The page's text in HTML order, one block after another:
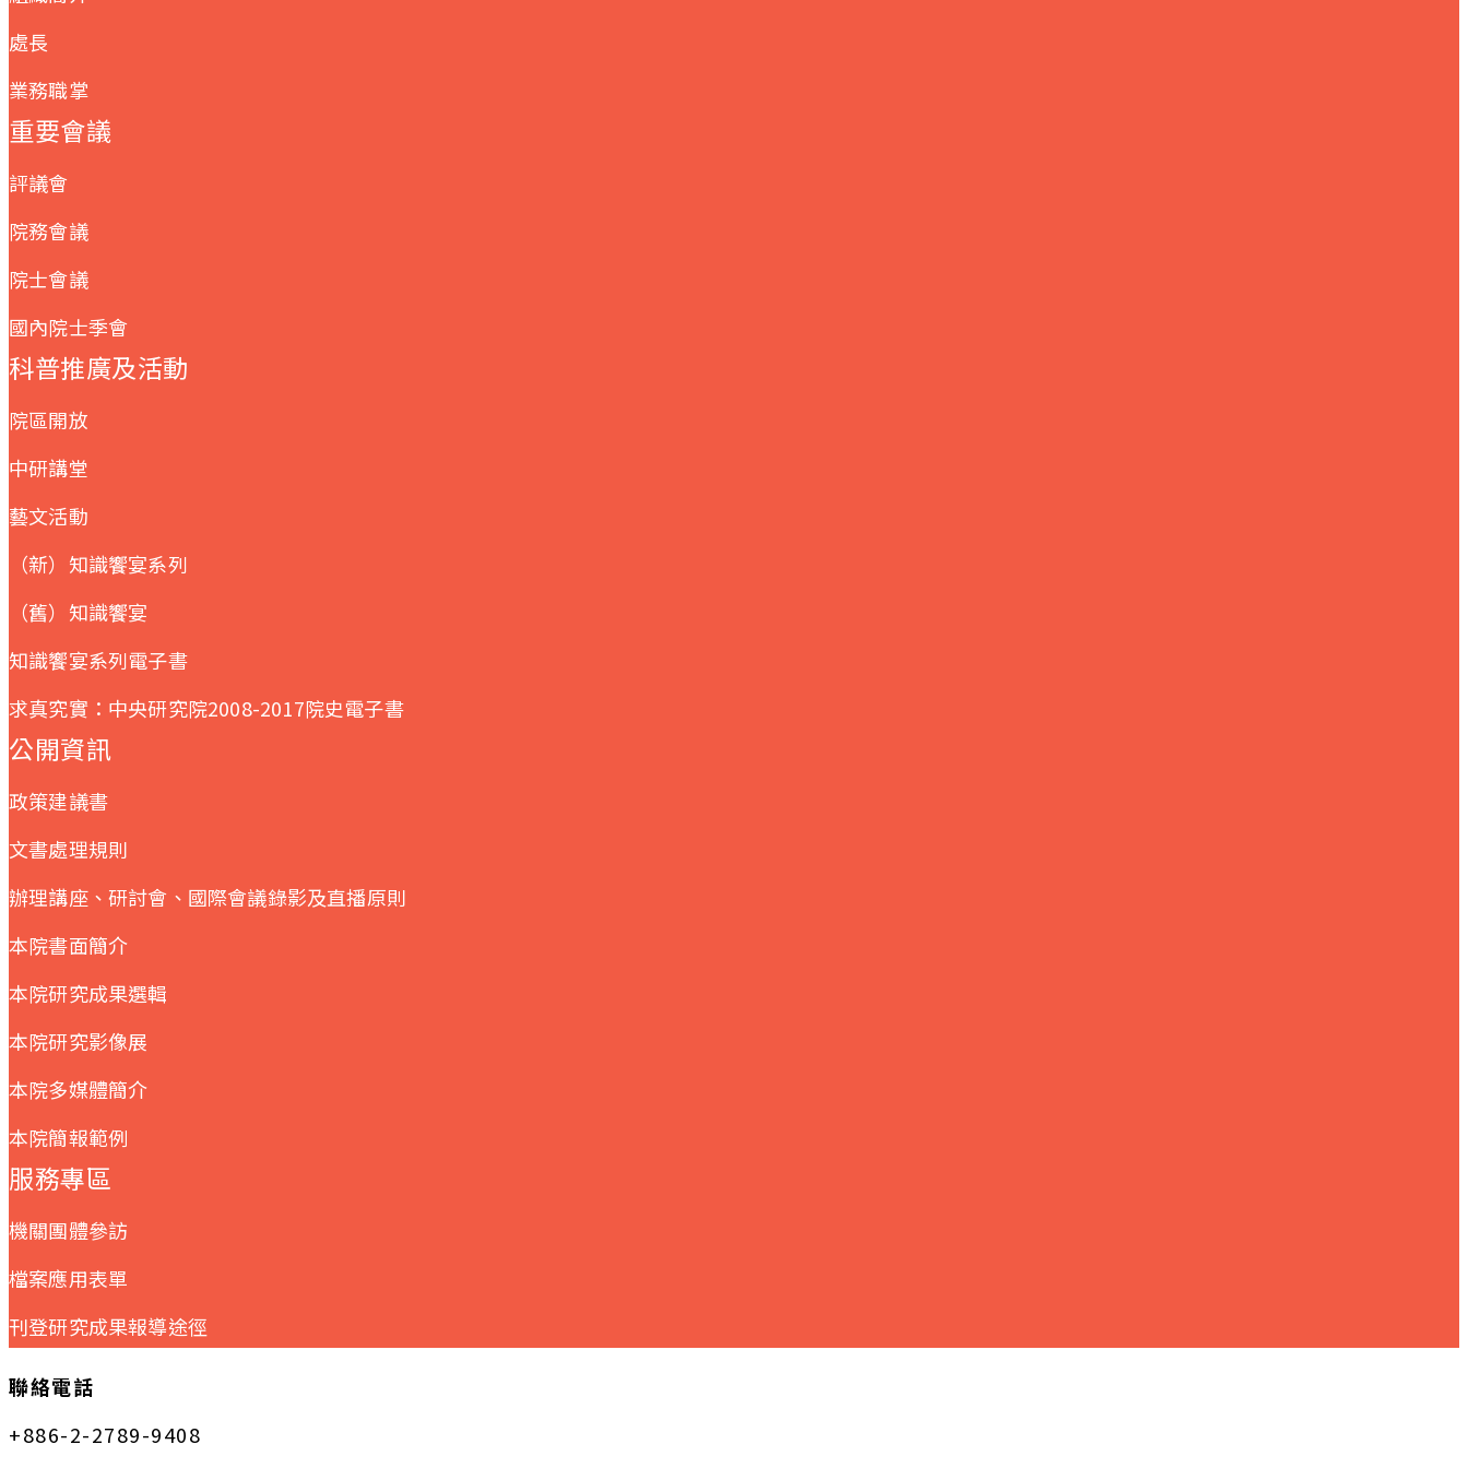
處長
業務職掌
重要會議
評議會
院務會議
院士會議
國內院士季會
科普推廣及活動
院區開放
中研講堂
藝文活動
（新）知識饗宴系列
（舊）知識饗宴
知識饗宴系列電子書
求真究實：中央研究院2008-2017院史電子書
公開資訊
政策建議書
文書處理規則
辦理講座、研討會、國際會議錄影及直播原則
本院書面簡介
本院研究成果選輯
本院研究影像展
本院多媒體簡介
本院簡報範例
服務專區
機關團體參訪
檔案應用表單
刊登研究成果報導途徑
聯絡電話
+886-2-2789-9408